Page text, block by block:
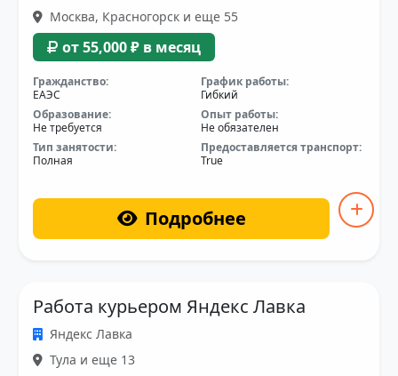
Москва, Красногорск и еще 55
от 55,000 ₽ в месяц
Гражданство:
ЕАЭС
График работы:
Гибкий
Образование:
Не требуется
Опыт работы:
Не обязателен
Тип занятости:
Полная
Предоставляется транспорт:
True
Подробнее
Работа курьером Яндекс Лавка
Яндекс Лавка
Тула и еще 13